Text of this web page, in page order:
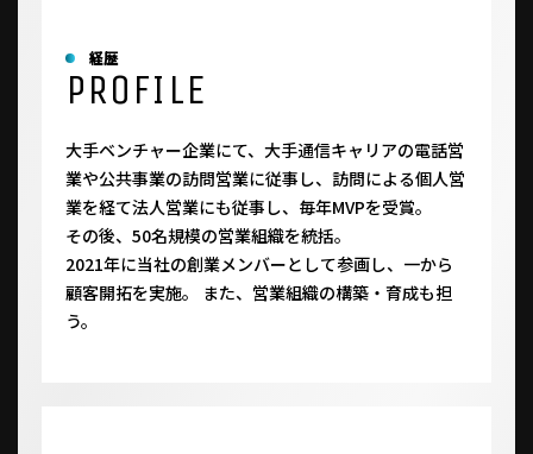
経歴
PROFILE
大手ベンチャー企業にて、大手通信キャリアの電話営
業や公共事業の訪問営業に従事し、訪問による個人営
業を経て法人営業にも従事し、毎年MVPを受賞。
その後、50名規模の営業組織を統括。
2021年に当社の創業メンバーとして参画し、一から
顧客開拓を実施。 また、営業組織の構築・育成も担
う。